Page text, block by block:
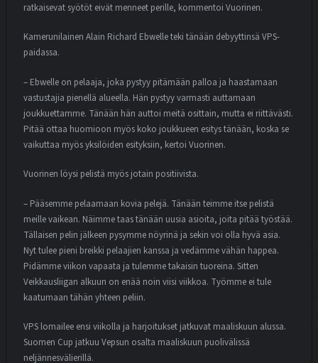
ratkaisevat syötöt eivät menneet perille, kommentoi Vuorinen.
Kamerunilainen Alain Richard Ebwelle teki tänään debyyttinsä VPS-
paidassa.
– Ebwelle on pelaaja, joka pystyy pitämään palloa ja haastamaan
vastustajia pienellä alueella. Hän pystyy varmasti auttamaan
joukkuettamme. Tänään hän auttoi meitä osittain, mutta ei riittävästi.
Pitää ottaa huomioon myös koko joukkueen esitys tänään, koska se
vaikuttaa myös yksilöiden esityksiin, kertoi Vuorinen.
Vuorinen löysi pelistä myös jotain positiivista.
– Pääsemme pelaamaan kovia pelejä. Tänään teimme itse pelistä
meille vaikean. Näimme taas tänään uusia asioita, joita pitää työstää.
Tällaisen pelin jälkeen pysymme nöyrinä ja sekin voi olla hyvä asia.
Nyt tulee pieni breikki pelaajien kanssa ja vedämme vähän happea.
Pidämme viikon vapaata ja tulemme takaisin tuoreina. Sitten
Veikkausliigan alkuun on enää noin viisi viikkoa. Työmme ei tule
kaatumaan tähän yhteen peliin.
VPS lomailee ensi viikolla ja harjoitukset jatkuvat maaliskuun alussa.
Suomen Cup jatkuu Vepsun osalta maaliskuun puolivälissä
neljännesvälierillä.